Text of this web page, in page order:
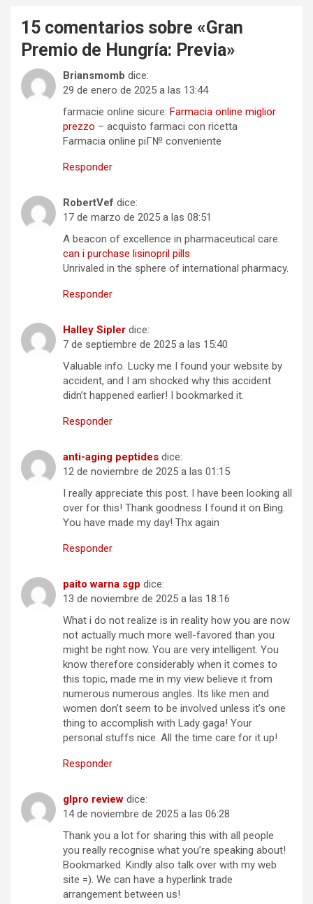
15 comentarios sobre «Gran
Premio de Hungría: Previa»
Briansmomb dice:
29 de enero de 2025 a las 13:44
farmacie online sicure: Farmacia online miglior
prezzo – acquisto farmaci con ricetta
Farmacia online piГ№ conveniente
Responder
RobertVef dice:
17 de marzo de 2025 a las 08:51
A beacon of excellence in pharmaceutical care.
can i purchase lisinopril pills
Unrivaled in the sphere of international pharmacy.
Responder
Halley Sipler dice:
7 de septiembre de 2025 a las 15:40
Valuable info. Lucky me I found your website by
accident, and I am shocked why this accident
didn’t happened earlier! I bookmarked it.
Responder
anti-aging peptides dice:
12 de noviembre de 2025 a las 01:15
I really appreciate this post. I have been looking all
over for this! Thank goodness I found it on Bing.
You have made my day! Thx again
Responder
paito warna sgp dice:
13 de noviembre de 2025 a las 18:16
What i do not realize is in reality how you are now
not actually much more well-favored than you
might be right now. You are very intelligent. You
know therefore considerably when it comes to
this topic, made me in my view believe it from
numerous numerous angles. Its like men and
women don’t seem to be involved unless it’s one
thing to accomplish with Lady gaga! Your
personal stuffs nice. All the time care for it up!
Responder
glpro review dice:
14 de noviembre de 2025 a las 06:28
Thank you a lot for sharing this with all people
you really recognise what you’re speaking about!
Bookmarked. Kindly also talk over with my web
site =). We can have a hyperlink trade
arrangement between us!